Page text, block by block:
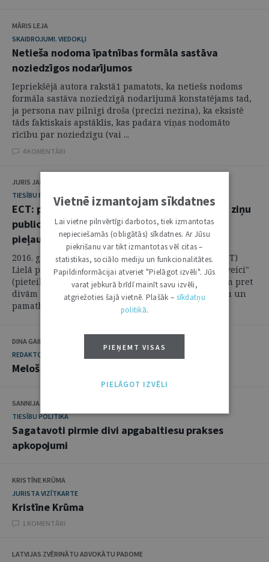
MĀRIS LEJA
SKAIDROJUMI. VIEDOKĻI
Netieša nodoma īpatnības formāla sastāva
noziedzīgos nodarījumos
Iepriekšējā autora rakstā1 pamatots, ka netiešs nodoms
formāla sastāva noziedzīgā nodarījumā konstatējams tad,
ja persona nav pilnīgi droša (precīzi nezina), ka eksistē
tāds faktiskais apstāklis, kas padara viņas nodomāto
rīcību par noziedzīgu (vai ...
4 KOMENTĀRI
JURIS JANUMS
TIESĪBU PRAKSE
ECT: par izmeklēšanas noslēpumā ietilpstošo ziņu
publicēšanu presē noteiktos gadījumos ir
pieļaujama kriminālatbildība
2016. gada 29. martā Eiropas Cilvēktiesību tiesas (ECT)
Lielā palāta pieņēma spriedumu lielā "Bédat pret Šveici"
(pieteikuma Nr. 56925/08), kur ar piecpadsmit balsīm pret
divām nekonstatēja Eiropas Padomes Cilvēka tiesību un
pamatbrīvību aizsardzības ...
DINA GAILĪTE
REDAKTORA SLEJA
Melošanas spožums un posts
SANNIJA MATULE
TIESĪBU POLITIKA
Sagatavoti pirmie divi apgabaltiesu prakses
apkopojumi
KRISTĪNE KRŪMA
JURISTA VIZĪTKARTE
Kristīne Krūma
1 KOMENTĀRI
LATVIJAS ZVĒRINĀTU ADVOKĀTU PADOME
Vietnē izmantojam sīkdatnes
Lai vietne pilnvērtīgi darbotos, tiek izmantotas
nepieciešamās (obligātās) sīkdatnes. Ar Jūsu
piekrišanu var tikt izmantotas vēl citas –
statistikas, sociālo mediju un funkcionalitātes.
Papildinformācijai atveriet "Pielāgot izvēli". Jūs
varat jebkurā brīdī mainīt savu izvēli,
atgriežoties šajā vietnē. Plašāk – sīkdatņu
politikā.
PIEŅEMT VISAS
PIELĀGOT IZVĒLI